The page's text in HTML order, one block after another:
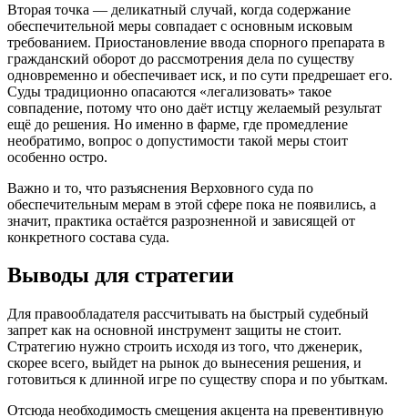
Вторая точка — деликатный случай, когда содержание
обеспечительной меры совпадает с основным исковым
требованием. Приостановление ввода спорного препарата в
гражданский оборот до рассмотрения дела по существу
одновременно и обеспечивает иск, и по сути предрешает его.
Суды традиционно опасаются «легализовать» такое
совпадение, потому что оно даёт истцу желаемый результат
ещё до решения. Но именно в фарме, где промедление
необратимо, вопрос о допустимости такой меры стоит
особенно остро.
Важно и то, что разъяснения Верховного суда по
обеспечительным мерам в этой сфере пока не появились, а
значит, практика остаётся разрозненной и зависящей от
конкретного состава суда.
Выводы для стратегии
Для правообладателя рассчитывать на быстрый судебный
запрет как на основной инструмент защиты не стоит.
Стратегию нужно строить исходя из того, что дженерик,
скорее всего, выйдет на рынок до вынесения решения, и
готовиться к длинной игре по существу спора и по убыткам.
Отсюда необходимость смещения акцента на превентивную